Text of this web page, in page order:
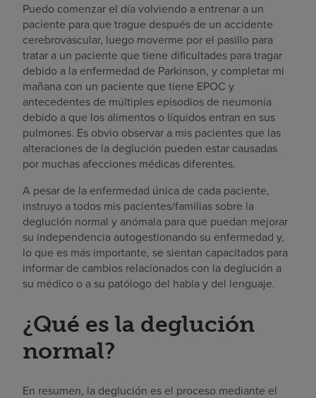
Puedo comenzar el día volviendo a entrenar a un
paciente para que trague después de un accidente
cerebrovascular, luego moverme por el pasillo para
tratar a un paciente que tiene dificultades para tragar
debido a la enfermedad de Parkinson, y completar mi
mañana con un paciente que tiene EPOC y
antecedentes de múltiples episodios de neumonía
debido a que los alimentos o líquidos entran en sus
pulmones. Es obvio observar a mis pacientes que las
alteraciones de la deglución pueden estar causadas
por muchas afecciones médicas diferentes.
A pesar de la enfermedad única de cada paciente,
instruyo a todos mis pacientes/familias sobre la
deglución normal y anómala para que puedan mejorar
su independencia autogestionando su enfermedad y,
lo que es más importante, se sientan capacitados para
informar de cambios relacionados con la deglución a
su médico o a su patólogo del habla y del lenguaje.
¿Qué es la deglución
normal?
En resumen, la deglución es el proceso mediante el